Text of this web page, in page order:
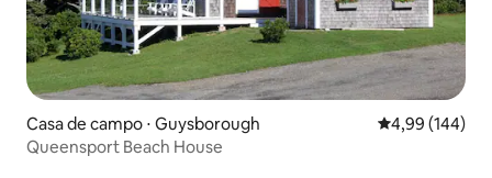
Casa de campo ⋅ Guysborough 4,99 de uma
4,99 (144)
Queensport Beach House